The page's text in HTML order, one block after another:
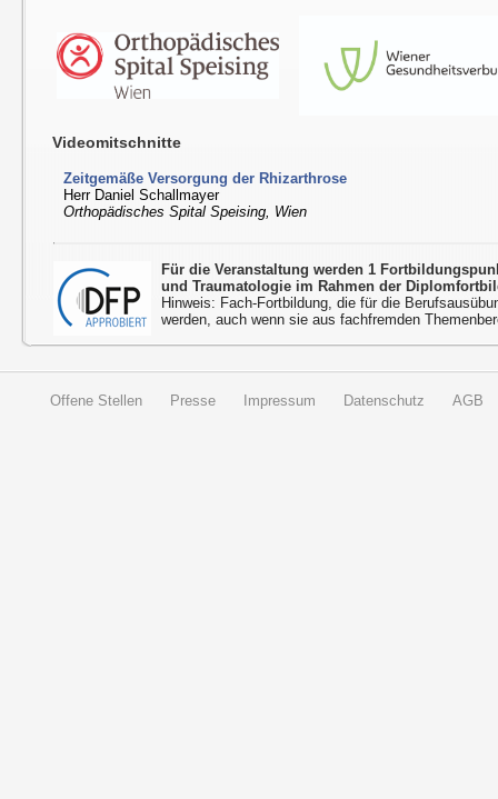
Videomitschnitte
Zeitgemäße Versorgung der Rhizarthrose
Herr Daniel Schallmayer
Orthopädisches Spital Speising, Wien
Für die Veranstaltung werden 1
und Traumatologie im Rahmen der
Hinweis: Fach-Fortbildung, die für die
werden, auch wenn sie aus fachfremden
Offene Stellen Presse Impressum Datenschutz AGB